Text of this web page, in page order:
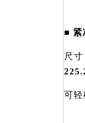
■ 紧
尺寸
可轻